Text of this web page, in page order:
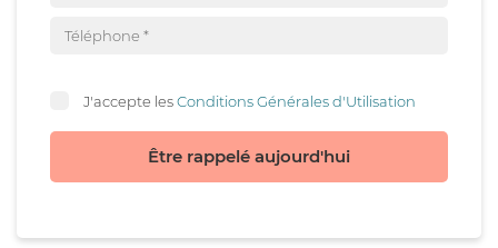
J'accepte lesConditions Générales d'Utilisation
Être rappelé aujourd'hui